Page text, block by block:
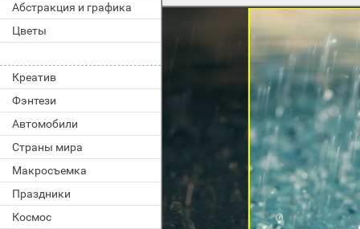
Абстракция и графика
Цветы
Креатив
Фэнтези
Автомобили
Страны мира
Макросъемка
Праздники
Космос